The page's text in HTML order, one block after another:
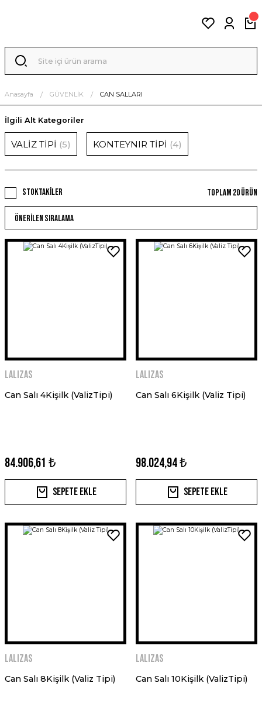
Anasayfa GÜVENLİK CAN SALLARI
İlgili Alt Kategoriler
VALİZ TİPİ (5) KONTEYNIR TİPİ (4)
Stoktakiler Toplam 20 ürün
LALIZAS
Can Salı 4Kişilk (ValizTipi)
84.906,61 ₺
Sepete Ekle
LALIZAS
Can Salı 6Kişilk (Valiz Tipi)
98.024,94 ₺
Sepete Ekle
LALIZAS
Can Salı 8Kişilk (Valiz Tipi)
LALIZAS
Can Salı 10Kişilk (ValizTipi)